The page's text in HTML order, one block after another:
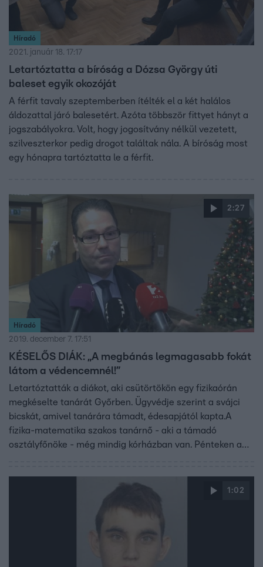
Híradó
2021. január 18. 17:17
Letartóztatta a bíróság a Dózsa György úti
baleset egyik okozóját
A férfit tavaly szeptemberben ítélték el a két halálos
áldozattal járó balesetért. Azóta többször fittyet hányt a
jogszabályokra. Volt, hogy jogosítvány nélkül vezetett,
szilveszterkor pedig drogot találtak nála. A bíróság most
egy hónapra tartóztatta le a férfit.
2:27
Híradó
2019. december 7. 17:51
KÉSELŐS DIÁK: „A megbánás legmagasabb fokát
látom a védencemnél!”
Letartóztatták a diákot, aki csütörtökön egy fizikaórán
megkéselte tanárát Győrben. Ügyvédje szerint a svájci
bicskát, amivel tanárára támadt, édesapjától kapta.A
fizika-matematika szakos tanárnő - aki a támadó
osztályfőnöke - még mindig kórházban van. Pénteken a
1:02